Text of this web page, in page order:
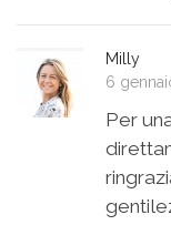
Milly
6
Per